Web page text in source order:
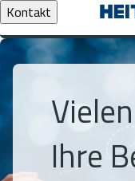
Kontakt
Ihre